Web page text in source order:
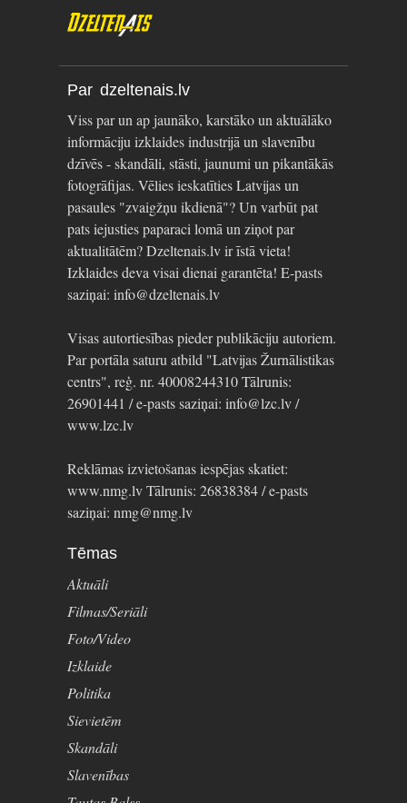
Par dzeltenais.lv
Viss par un ap jaunāko, karstāko un aktuālāko
informāciju izklaides industrijā un slavenību
dzīvēs - skandāli, stāsti, jaunumi un pikantākās
fotogrāfijas. Vēlies ieskatīties Latvijas un
pasaules "zvaigžņu ikdienā"? Un varbūt pat
pats iejusties paparaci lomā un ziņot par
aktualitātēm? Dzeltenais.lv ir īstā vieta!
Izklaides deva visai dienai garantēta! E-pasts
saziņai: info@dzeltenais.lv
Visas autortiesības pieder publikāciju autoriem.
Par portāla saturu atbild "Latvijas Žurnālistikas
centrs", reģ. nr. 40008244310 Tālrunis:
26901441 / e-pasts saziņai: info@lzc.lv /
www.lzc.lv
Reklāmas izvietošanas iespējas skatiet:
www.nmg.lv Tālrunis: 26838384 / e-pasts
saziņai: nmg@nmg.lv
Tēmas
Aktuāli
Filmas/Seriāli
Foto/Video
Izklaide
Politika
Sievietēm
Skandāli
Slavenības